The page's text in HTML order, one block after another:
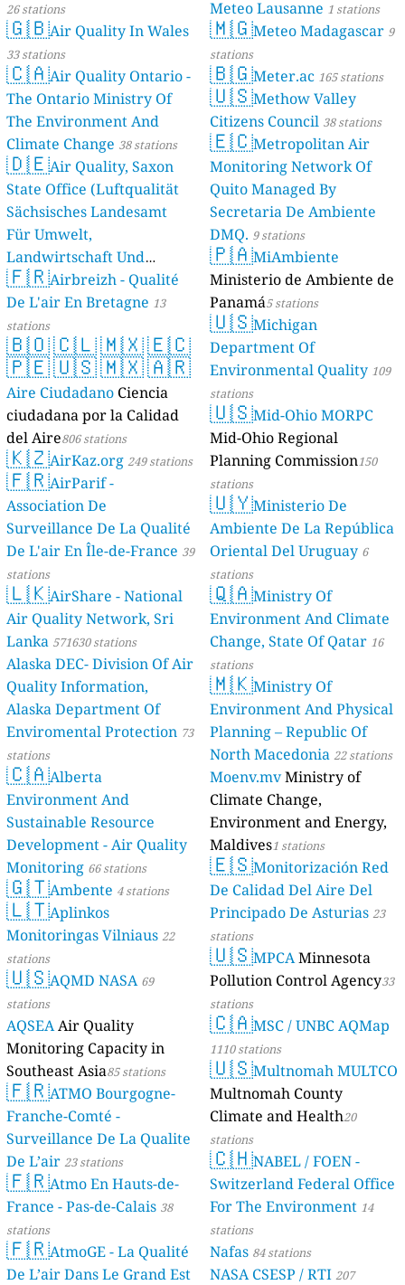
26 stations
🇬🇧Air Quality In Wales
33 stations
🇨🇦Air Quality Ontario -
The Ontario Ministry Of
The Environment And
Climate Change 38 stations
🇩🇪Air Quality, Saxon
State Office (Luftqualität
Sächsisches Landesamt
Für Umwelt,
Landwirtschaft Und
Geologie) 50 stations
🇫🇷Airbreizh - Qualité
De L'air En Bretagne 13
stations
🇧🇴🇨🇱🇲🇽🇪🇨
🇵🇪🇺🇸🇲🇽🇦🇷
Aire Ciudadano Ciencia
ciudadana por la Calidad
del Aire806 stations
🇰🇿AirKaz.org 249 stations
🇫🇷AirParif -
Association De
Surveillance De La Qualité
De L'air En Île-de-France 39
stations
🇱🇰AirShare - National
Air Quality Network, Sri
Lanka 571630 stations
Alaska DEC- Division Of Air
Quality Information,
Alaska Department Of
Enviromental Protection 73
stations
🇨🇦Alberta
Environment And
Sustainable Resource
Development - Air Quality
Monitoring 66 stations
🇬🇹Ambente 4 stations
🇱🇹Aplinkos
Monitoringas Vilniaus 22
stations
🇺🇸AQMD NASA 69
stations
AQSEAAir Quality
Monitoring Capacity in
Southeast Asia85 stations
🇫🇷ATMO Bourgogne-
Franche-Comté -
Surveillance De La Qualite
De L’air 23 stations
🇫🇷Atmo En Hauts-de-
France - Pas-de-Calais 38
stations
🇫🇷AtmoGE - La Qualité
De L’air Dans Le Grand Est
Meteo Lausanne 1 stations
🇲🇬Meteo Madagascar 9
stations
🇧🇬Meter.ac 165 stations
🇺🇸Methow Valley
Citizens Council 38 stations
🇪🇨Metropolitan Air
Monitoring Network Of
Quito Managed By
Secretaria De Ambiente
DMQ. 9 stations
🇵🇦MiAmbiente
Ministerio de Ambiente de
Panamá5 stations
🇺🇸Michigan
Department Of
Environmental Quality 109
stations
🇺🇸Mid-Ohio MORPC
Mid-Ohio Regional
Planning Commission150
stations
🇺🇾Ministerio De
Ambiente De La República
Oriental Del Uruguay 6
stations
🇶🇦Ministry Of
Environment And Climate
Change, State Of Qatar 16
stations
🇲🇰Ministry Of
Environment And Physical
Planning – Republic Of
North Macedonia 22 stations
Moenv.mvMinistry of
Climate Change,
Environment and Energy,
Maldives1 stations
🇪🇸Monitorización Red
De Calidad Del Aire Del
Principado De Asturias 23
stations
🇺🇸MPCAMinnesota
Pollution Control Agency33
stations
🇨🇦MSC / UNBC AQMap
1110 stations
🇺🇸Multnomah MULTCO
Multnomah County
Climate and Health20
stations
🇨🇭NABEL / FOEN -
Switzerland Federal Office
For The Environment 14
stations
Nafas 84 stations
NASA CSESP / RTI 207